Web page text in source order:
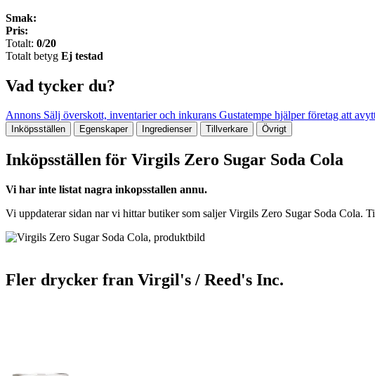
Smak:
Pris:
Totalt: 0/20
Totalt betyg Ej testad
Vad tycker du?
Annons Sälj överskott, inventarier och inkurans Gustatempe hjälper företag att
Inköpsställen Egenskaper Ingredienser Tillverkare Övrigt
Inköpsställen för Virgils Zero Sugar Soda Cola
Vi har inte listat nagra inkopsstallen annu.
Vi uppdaterar sidan nar vi hittar butiker som saljer Virgils Zero Sugar Soda Cola.
Fler drycker fran Virgil's / Reed's Inc.